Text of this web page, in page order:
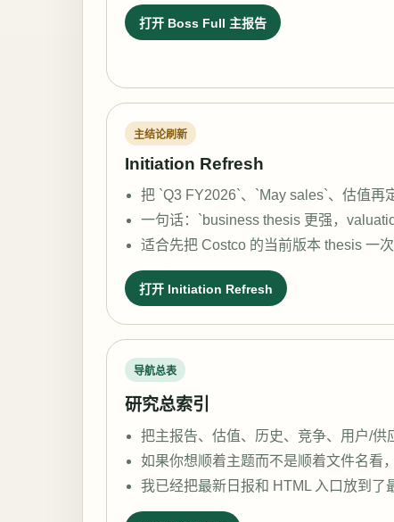
打开 Boss Full 主报告
主结论刷新
Initiation Refresh
把 `Q3 FY2026`、`May sales`、估值再
一句话：`business thesis 更强，
适合先把 Costco 的当前版本 thesis 一次
打开 Initiation Refresh
导航总表
研究总索引
把主报告、估值、历史、竞争、用户/供
如果你想顺着主题而不是顺着文件名看
我已经把最新日报和 HTML 入口放到了